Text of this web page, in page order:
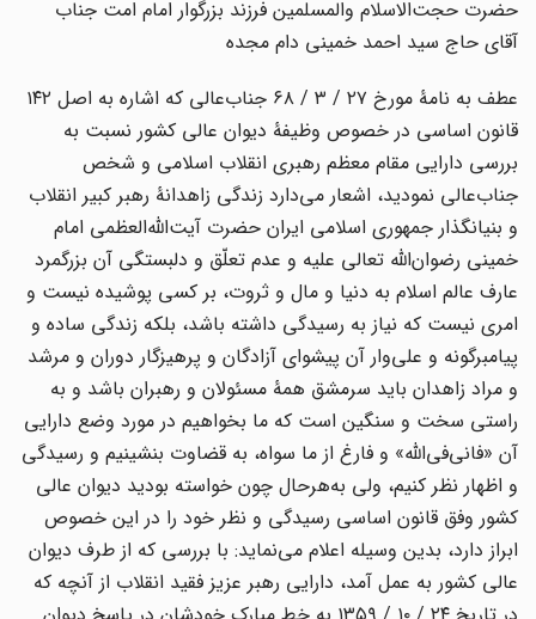
حضرت حجت‌الاسلام والمسلمین فرزند بزرگوار امام امت جناب
آقای حاج سید احمد خمینی دام مجده
عطف به نامۀ مورخ ۲۷ / ۳ / ۶۸ جناب‌عالی که اشاره به اصل ۱۴۲
قانون اساسی در خصوص وظیفۀ دیوان عالی کشور نسبت به
بررسی دارایی مقام معظم رهبری انقلاب اسلامی و شخص
جناب‌عالی نمودید، اشعار می‌دارد زندگی زاهدانۀ رهبر کبیر انقلاب
و بنیانگذار جمهوری اسلامی ایران حضرت آیت‌الله‌العظمی امام
خمینی رضوان‌الله تعالی علیه و عدم تعلّق و دلبستگی آن بزرگمرد
عارف عالم اسلام به دنیا و مال و ثروت، بر کسی پوشیده نیست و
امری نیست که نیاز به رسیدگی داشته باشد، بلکه زندگی ساده و
پیامبرگونه و علی‌وار آن پیشوای آزادگان و پرهیزگار دوران و مرشد
و مراد زاهدان باید سرمشق همۀ مسئولان و رهبران باشد و به
راستی سخت و سنگین است که ما بخواهیم در مورد وضع دارایی
آن «فانی‌فی‌الله» و فارغ از ما سواه، به قضاوت بنشینیم و رسیدگی
و اظهار نظر کنیم، ولی به‌هرحال چون خواسته بودید دیوان عالی
کشور وفق قانون اساسی رسیدگی و نظر خود را در این خصوص
ابراز دارد، بدین وسیله اعلام می‌نماید: با بررسی که از طرف دیوان
عالی کشور به عمل آمد، دارایی رهبر عزیز فقید انقلاب از آنچه که